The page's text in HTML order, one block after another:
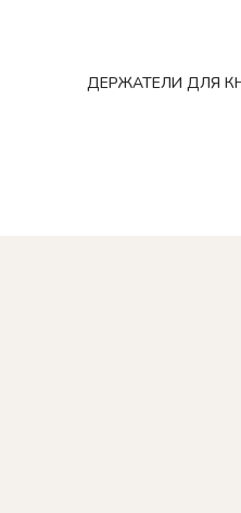
ДЕРЖАТЕЛИ ДЛЯ